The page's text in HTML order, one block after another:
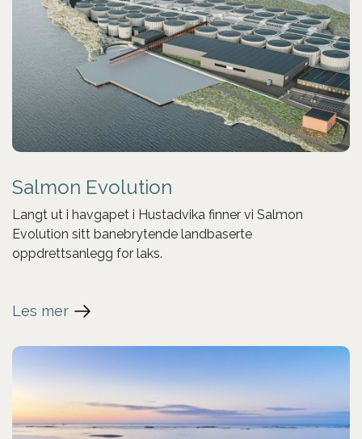
Salmon Evolution
Langt ut i havgapet i Hustadvika finner vi Salmon
Evolution sitt banebrytende landbaserte
oppdrettsanlegg for laks.
Les mer